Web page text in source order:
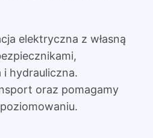
elektryczna z własną
i hydrauliczna.
oraz pomagamy